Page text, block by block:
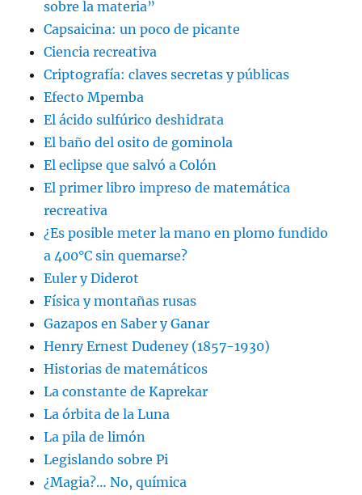
sobre la materia”
Capsaicina: un poco de picante
Ciencia recreativa
Criptografía: claves secretas y públicas
Efecto Mpemba
El ácido sulfúrico deshidrata
El baño del osito de gominola
El eclipse que salvó a Colón
El primer libro impreso de matemática
recreativa
¿Es posible meter la mano en plomo fundido
a 400°C sin quemarse?
Euler y Diderot
Física y montañas rusas
Gazapos en Saber y Ganar
Henry Ernest Dudeney (1857-1930)
Historias de matemáticos
La constante de Kaprekar
La órbita de la Luna
La pila de limón
Legislando sobre Pi
¿Magia?… No, química